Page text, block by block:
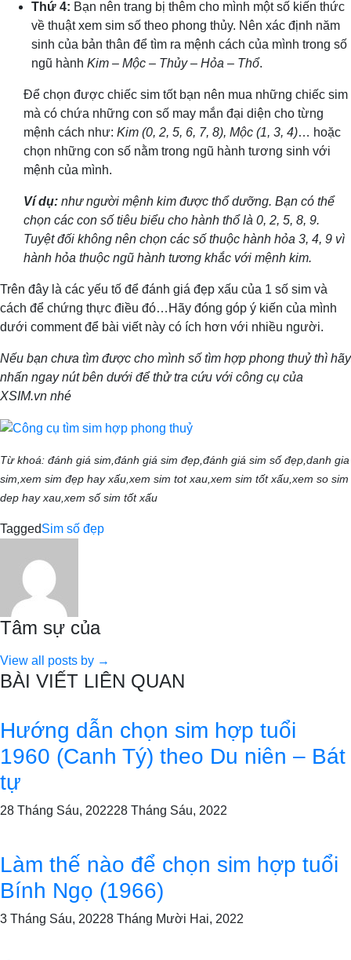
Thứ 4: Bạn nên trang bị thêm cho mình một số kiến thức
về thuật xem sim số theo phong thủy. Nên xác định năm
sinh của bản thân để tìm ra mệnh cách của mình trong số
ngũ hành Kim – Mộc – Thủy – Hỏa – Thổ.
Để chọn được chiếc sim tốt bạn nên mua những chiếc sim
mà có chứa những con số may mắn đại diện cho từng
mệnh cách như: Kim (0, 2, 5, 6, 7, 8), Mộc (1, 3, 4)… hoặc
chọn những con số nằm trong ngũ hành tương sinh với
mệnh của mình.
Ví dụ: như người mệnh kim được thổ dưỡng. Bạn có thể
chọn các con số tiêu biểu cho hành thổ là 0, 2, 5, 8, 9.
Tuyệt đối không nên chọn các số thuộc hành hỏa 3, 4, 9 vì
hành hỏa thuộc ngũ hành tương khắc với mệnh kim.
Trên đây là các yếu tố để đánh giá đẹp xấu của 1 số sim và
cách để chứng thực điều đó…Hãy đóng góp ý kiến của mình
dưới comment để bài viết này có ích hơn với nhiều người.
Nếu bạn chưa tìm được cho mình số tìm hợp phong thuỷ thì hãy
nhấn ngay nút bên dưới để thử tra cứu với công cụ của
XSIM.vn nhé
Từ khoá: đánh giá sim,đánh giá sim đẹp,đánh giá sim số đẹp,danh gia
sim,xem sim đẹp hay xấu,xem sim tot xau,xem sim tốt xấu,xem so sim
dep hay xau,xem số sim tốt xấu
TaggedSim số đẹp
Tâm sự của
View all posts by →
BÀI VIẾT LIÊN QUAN
Hướng dẫn chọn sim hợp tuổi
1960 (Canh Tý) theo Du niên – Bát
tự
28 Tháng Sáu, 202228 Tháng Sáu, 2022
Làm thế nào để chọn sim hợp tuổi
Bính Ngọ (1966)
3 Tháng Sáu, 20228 Tháng Mười Hai, 2022